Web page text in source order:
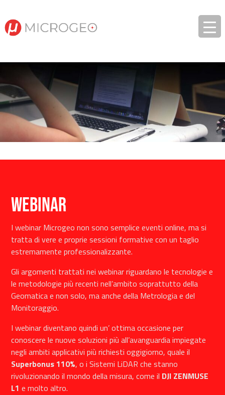
Webinar
I webinar Microgeo non sono semplice eventi online, ma si
tratta di vere e proprie sessioni formative con un taglio
estremamente professionalizzante.
Gli argomenti trattati nei webinar riguardano le tecnologie e
le metodologie più recenti nell’ambito soprattutto della
Geomatica e non solo, ma anche della Metrologia e del
Monitoraggio.
I webinar diventano quindi un’ ottima occasione per
conoscere le nuove soluzioni più all’avanguardia impiegate
negli ambiti applicativi più richiesti oggigiorno, quale il
Superbonus 110%, o i Sistemi LiDAR che stanno
rivoluzionando il mondo della misura, come il DJI ZENMUSE
L1 e molto altro.